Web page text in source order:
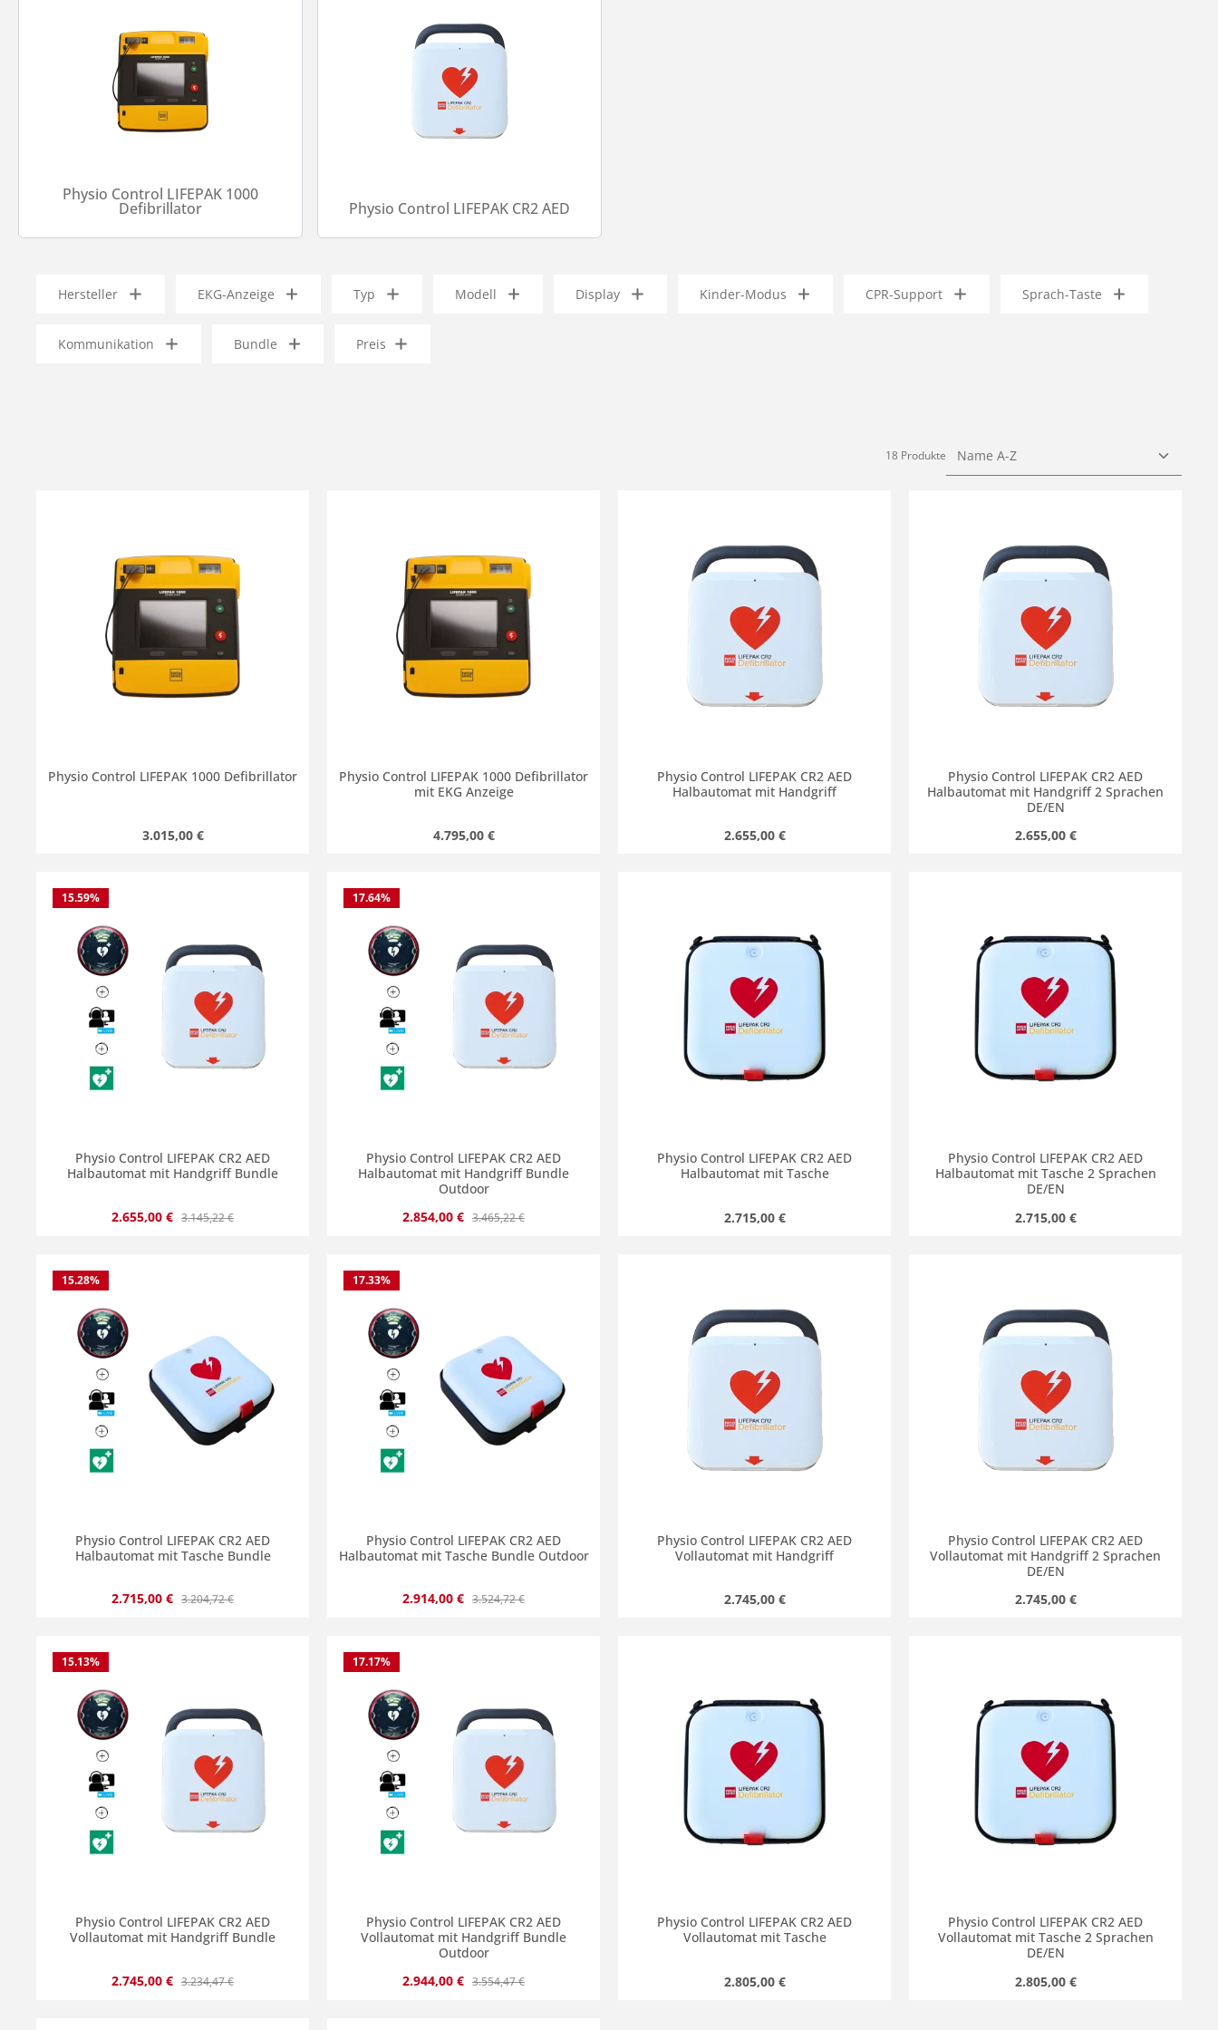
Physio Control LIFEPAK 1000
Defibrillator Physio Control LIFEPAK CR2 AED
Hersteller EKG-Anzeige Typ Modell Display Kinder-Modus CPR-Support Sprach-Taste
Kommunikation Bundle Preis
18 Produkte
Physio Control LIFEPAK 1000 Defibrillator
Regulärer Preis:
3.015,00 €
Produkt Anzahl: Gib den gewünschten Wert ein oder benutze die Schaltflächen um die Anzahl zu erhöhen oder zu
Physio Control LIFEPAK 1000 Defibrillator
mit EKG Anzeige
Regulärer Preis:
4.795,00 €
Produkt Anzahl: Gib den gewünschten Wert ein oder benutze die Schaltflächen um
Physio Control LIFEPAK CR2 AED
Halbautomat mit Handgriff
Regulärer Preis:
2.655,00 €
Physio Control LIFEPAK CR2 AED
Halbautomat mit Handgriff 2 Sprachen
DE/EN
Regulärer Preis:
2.655,00 €
15.59%
Physio Control LIFEPAK CR2 AED
Halbautomat mit Handgriff Bundle
Verkaufspreis:
2.655,00 € Regulärer Preis:
3.145,22 €
Produkt Anzahl: Gib den gewünschten Wert ein oder benutze die Schaltflächen um die Anzahl zu erhöhen oder zu
17.64%
Physio Control LIFEPAK CR2 AED
Halbautomat mit Handgriff Bundle
Outdoor
Verkaufspreis:
2.854,00 € Regulärer Preis:
3.465,22 €
Produkt Anzahl: Gib den gewünschten Wert ein oder benutze die Schaltflächen um
Physio Control LIFEPAK CR2 AED
Halbautomat mit Tasche
Regulärer Preis:
2.715,00 €
Physio Control LIFEPAK CR2 AED
Halbautomat mit Tasche 2 Sprachen
DE/EN
Regulärer Preis:
2.715,00 €
15.28%
Physio Control LIFEPAK CR2 AED
Halbautomat mit Tasche Bundle
Verkaufspreis:
2.715,00 € Regulärer Preis:
3.204,72 €
Produkt Anzahl: Gib den gewünschten Wert ein oder benutze die Schaltflächen um die Anzahl zu erhöhen oder zu
17.33%
Physio Control LIFEPAK CR2 AED
Halbautomat mit Tasche Bundle Outdoor
Verkaufspreis:
2.914,00 € Regulärer Preis:
3.524,72 €
Produkt Anzahl: Gib den gewünschten Wert ein oder benutze die Schaltflächen um
Physio Control LIFEPAK CR2 AED
Vollautomat mit Handgriff
Regulärer Preis:
2.745,00 €
Physio Control LIFEPAK CR2 AED
Vollautomat mit Handgriff 2 Sprachen
DE/EN
Regulärer Preis:
2.745,00 €
15.13%
Physio Control LIFEPAK CR2 AED
Vollautomat mit Handgriff Bundle
Verkaufspreis:
2.745,00 € Regulärer Preis:
3.234,47 €
17.17%
Physio Control LIFEPAK CR2 AED
Vollautomat mit Handgriff Bundle
Outdoor
Verkaufspreis:
2.944,00 € Regulärer Preis:
3.554,47 €
Physio Control LIFEPAK CR2 AED
Vollautomat mit Tasche
Regulärer Preis:
2.805,00 €
Physio Control LIFEPAK CR2 AED
Vollautomat mit Tasche 2 Sprachen
DE/EN
Regulärer Preis:
2.805,00 €